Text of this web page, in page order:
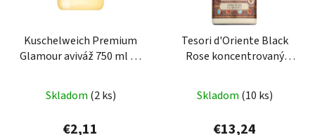
Kuschelweich Premium
Glamour aviváž 750 ml 28
Skladom (2 ks)
€2,11
Tesori d'Oriente Black
Rose koncentrovaný
hodnotenie
produktu
Skladom (10 ks)
€13,24